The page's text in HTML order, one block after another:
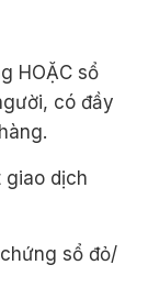
HOẶC sổ
có đầy
giao dịch
sổ đỏ/